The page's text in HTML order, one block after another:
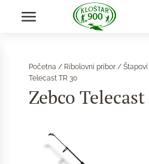
Početna / Ribolovni pribor /
Telecast TR 30
Zebco